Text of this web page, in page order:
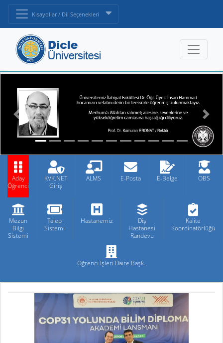
Kısayollar / Dil Seçenekleri
Aday
Öğrenci
KVK.NET
Giriş
ALMS E-Posta E-Belge OBS
Mezun
Bilgi
Sistemi
Talep
Sistemi
Hastanemiz
Diş
Hastanesi
Randevu
Kalite
Koordinatörlüğü
Öğrenci İşleri Daire Başk.